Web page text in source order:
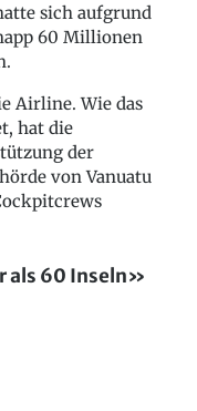
sich aufgrund
60 Millionen
Airline. Wie das
hat die
der
von Vanuatu
als 60 Inseln»